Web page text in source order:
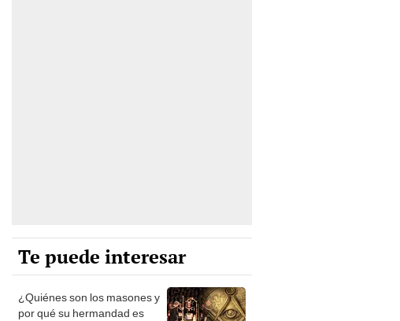
Te puede interesar
¿Quiénes son los masones y
por qué su hermandad es